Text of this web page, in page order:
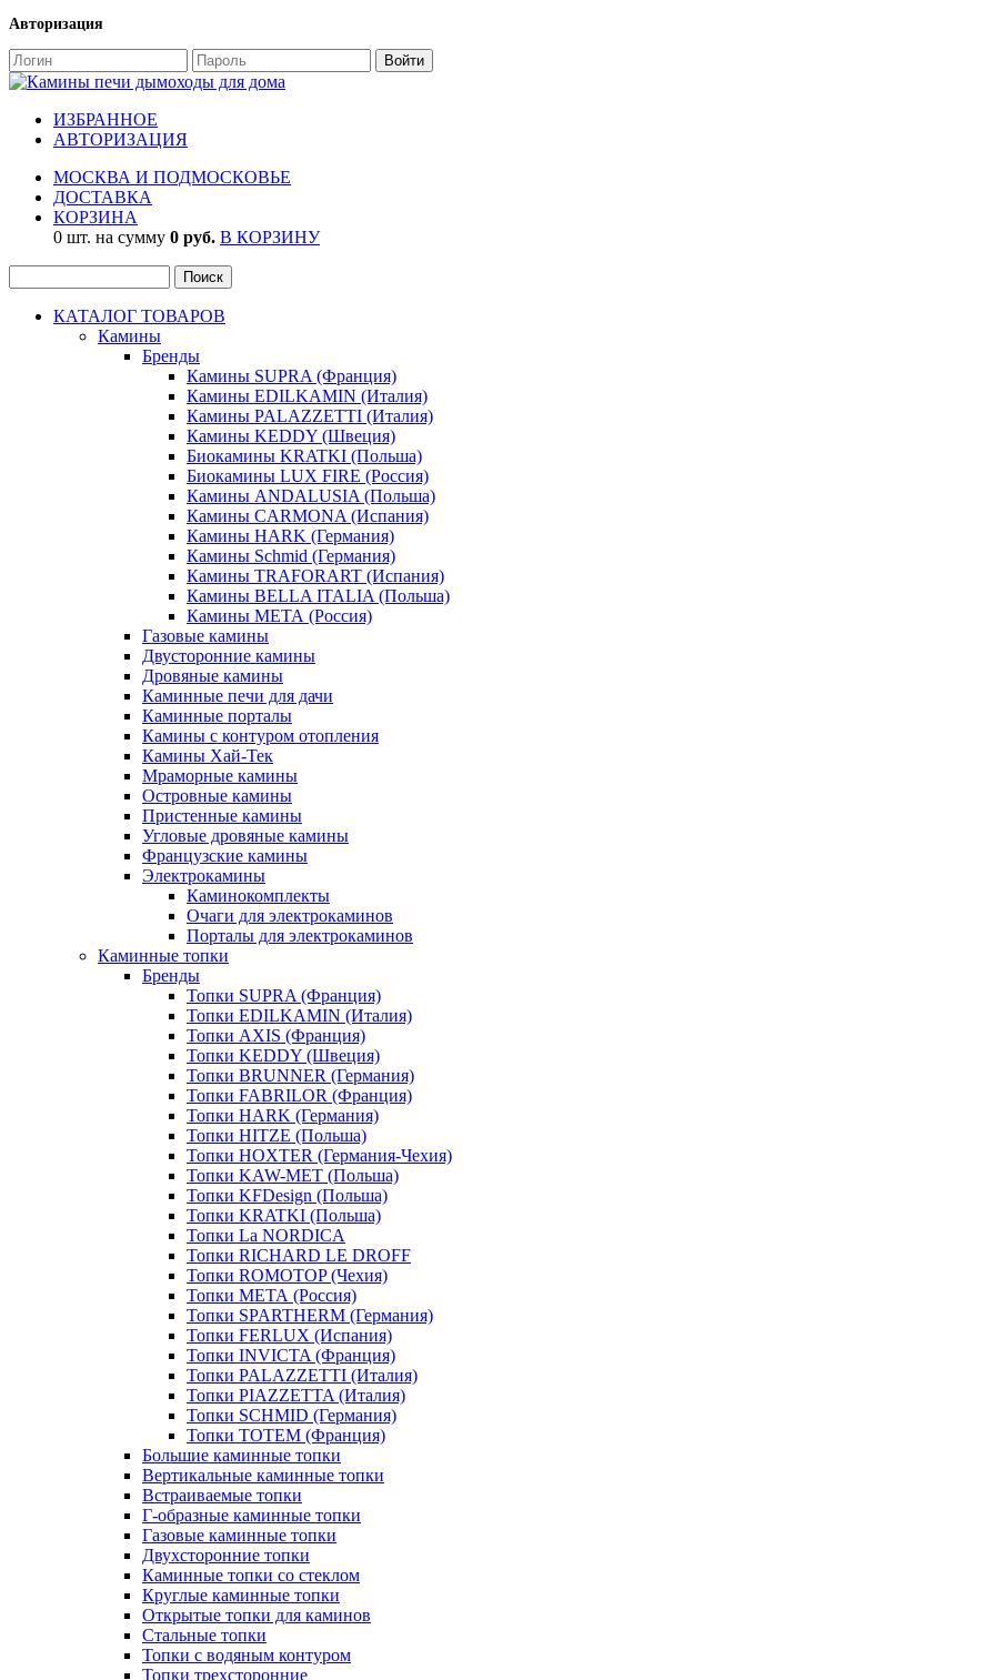
Авторизация
ИЗБРАННОЕ
АВТОРИЗАЦИЯ
МОСКВА И ПОДМОСКОВЬЕ
ДОСТАВКА
КОРЗИНА
0 шт. на сумму 0 руб. В КОРЗИНУ
КАТАЛОГ ТОВАРОВ
Камины
Бренды
Камины SUPRA (Франция)
Камины EDILKAMIN (Италия)
Камины PALAZZETTI (Италия)
Камины KEDDY (Швеция)
Биокамины KRATKI (Польша)
Биокамины LUX FIRE (Россия)
Камины ANDALUSIA (Польша)
Камины CARMONA (Испания)
Камины HARK (Германия)
Камины Schmid (Германия)
Камины TRAFORART (Испания)
Камины BELLA ITALIA (Польша)
Камины МЕТА (Россия)
Газовые камины
Двусторонние камины
Дровяные камины
Каминные печи для дачи
Каминные порталы
Камины с контуром отопления
Камины Хай-Тек
Мраморные камины
Островные камины
Пристенные камины
Угловые дровяные камины
Французские камины
Электрокамины
Каминокомплекты
Очаги для электрокаминов
Порталы для электрокаминов
Каминные топки
Бренды
Топки SUPRA (Франция)
Топки EDILKAMIN (Италия)
Топки AXIS (Франция)
Топки KEDDY (Швеция)
Топки BRUNNER (Германия)
Топки FABRILOR (Франция)
Топки HARK (Германия)
Топки HITZE (Польша)
Топки HOXTER (Германия-Чехия)
Топки KAW-MET (Польша)
Топки KFDesign (Польша)
Топки KRATKI (Польша)
Топки La NORDICA
Топки RICHARD LE DROFF
Топки ROMOTOP (Чехия)
Топки МЕТА (Россия)
Топки SPARTHERM (Германия)
Топки FERLUX (Испания)
Топки INVICTA (Франция)
Топки PALAZZETTI (Италия)
Топки PIAZZETTA (Италия)
Топки SCHMID (Германия)
Топки TOTEM (Франция)
Большие каминные топки
Вертикальные каминные топки
Встраиваемые топки
Г-образные каминные топки
Газовые каминные топки
Двухсторонние топки
Каминные топки со стеклом
Круглые каминные топки
Открытые топки для каминов
Стальные топки
Топки с водяным контуром
Топки трехсторонние